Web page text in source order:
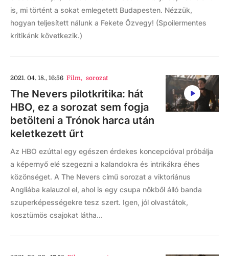
is, mi történt a sokat emlegetett Budapesten. Nézzük,
hogyan teljesített nálunk a Fekete Özvegy! (Spoilermentes
kritikánk következik.)
2021. 04. 18., 16:56 Film, sorozat
The Nevers pilotkritika: hát
HBO, ez a sorozat sem fogja
betölteni a Trónok harca után
keletkezett űrt
Az HBO ezúttal egy egészen érdekes koncepcióval próbálja
a képernyő elé szegezni a kalandokra és intrikákra éhes
közönséget. A The Nevers című sorozat a viktoriánus
Angliába kalauzol el, ahol is egy csupa nőkből álló banda
szuperképességekre tesz szert. Igen, jól olvastátok,
kosztümös csajokat látha...